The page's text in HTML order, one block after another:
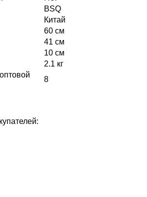
BSQ
Китай
60 см
41 см
10 см
2.1 кг
8